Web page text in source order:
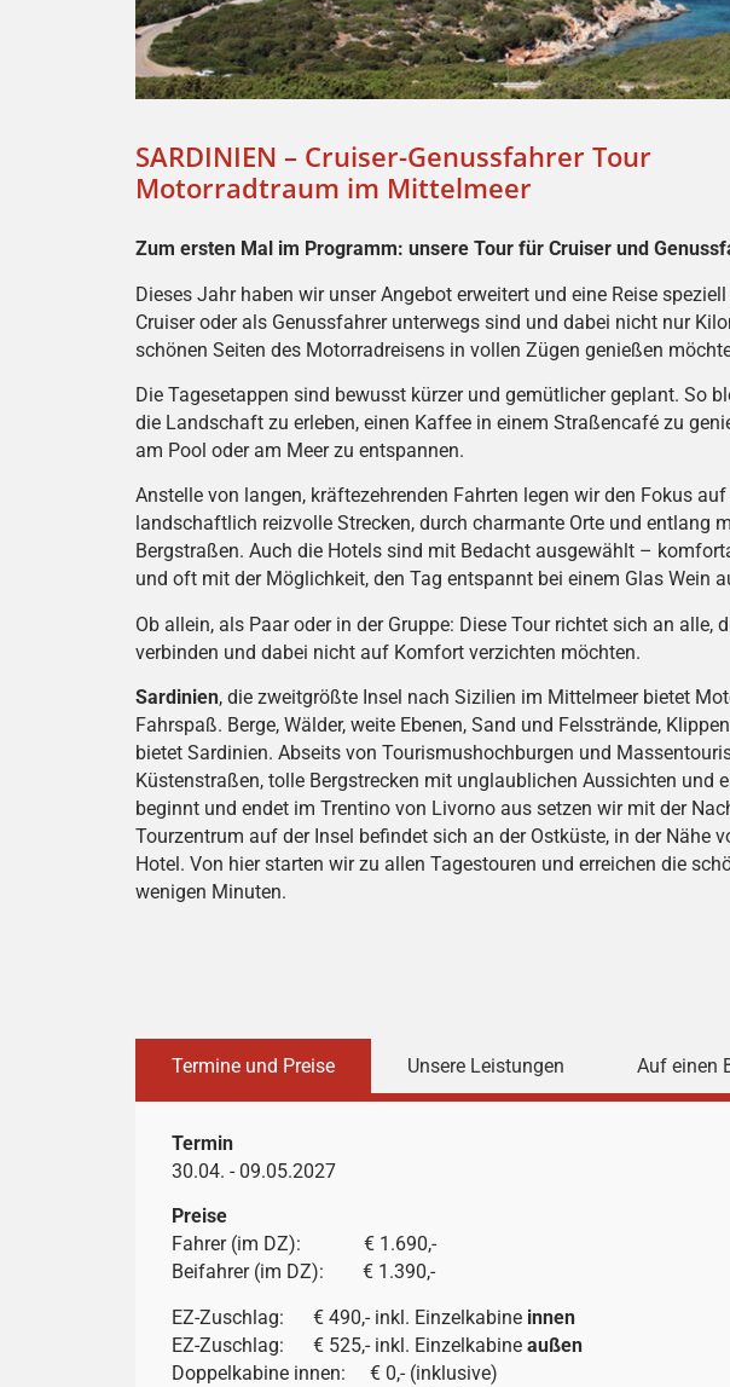
SARDINIEN – Cruiser-Genussfahrer Tour
Motorradtraum im Mittelmeer
Zum ersten Mal im Programm: unsere Tour für Cruiser und
Dieses Jahr haben wir unser Angebot erweitert und eine Reise
Cruiser oder als Genussfahrer unterwegs sind und dabei nicht nur
schönen Seiten des Motorradreisens in vollen Zügen genießen
Die Tagesetappen sind bewusst kürzer und gemütlicher geplant. So
die Landschaft zu erleben, einen Kaffee in einem Straßencafé zu
am Pool oder am Meer zu entspannen.
Anstelle von langen, kräftezehrenden Fahrten legen wir den Fokus
landschaftlich reizvolle Strecken, durch charmante Orte und entlang
Bergstraßen. Auch die Hotels sind mit Bedacht ausgewählt –
und oft mit der Möglichkeit, den Tag entspannt bei einem Glas Wein
Ob allein, als Paar oder in der Gruppe: Diese Tour richtet sich an alle,
verbinden und dabei nicht auf Komfort verzichten möchten.
Sardinien, die zweitgrößte Insel nach Sizilien im Mittelmeer bietet
Fahrspaß. Berge, Wälder, weite Ebenen, Sand und Felsstrände,
bietet Sardinien. Abseits von Tourismushochburgen und
Küstenstraßen, tolle Bergstrecken mit unglaublichen Aussichten und
beginnt und endet im Trentino von Livorno aus setzen wir mit der
Tourzentrum auf der Insel befindet sich an der Ostküste, in der Nähe
Hotel. Von hier starten wir zu allen Tagestouren und erreichen die
wenigen Minuten.
Termine und Preise Unsere Leistungen Auf einen
Termin
30.04. - 09.05.2027
Preise
Fahrer (im DZ): € 1.690,-
Beifahrer (im DZ): € 1.390,-
EZ-Zuschlag: € 490,- inkl. Einzelkabine innen
EZ-Zuschlag: € 525,- inkl. Einzelkabine außen
Doppelkabine innen: € 0,- (inklusive)